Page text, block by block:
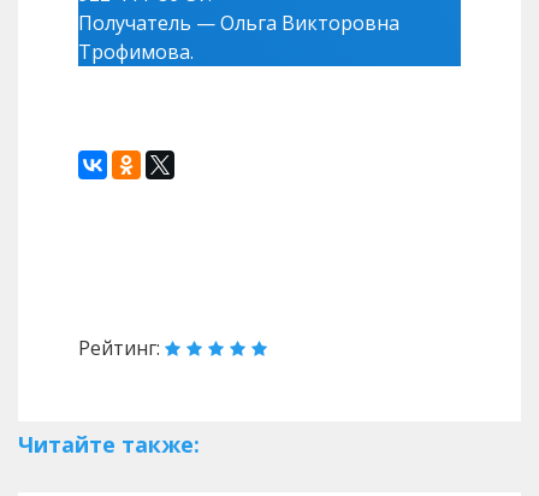
Получатель — Ольга Викторовна
Трофимова.
Рейтинг:
Читайте также: